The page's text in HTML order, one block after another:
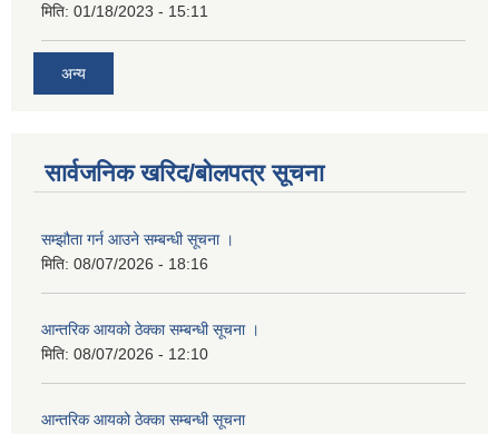
मिति: 01/18/2023 - 15:11
अन्य
सार्वजनिक खरिद/बोलपत्र सूचना
सम्झौता गर्न आउने सम्बन्धी सूचना ।
मिति: 08/07/2026 - 18:16
आन्तरिक आयको ठेक्का सम्बन्धी सूचना ।
मिति: 08/07/2026 - 12:10
आन्तरिक आयको ठेक्का सम्बन्धी सूचना